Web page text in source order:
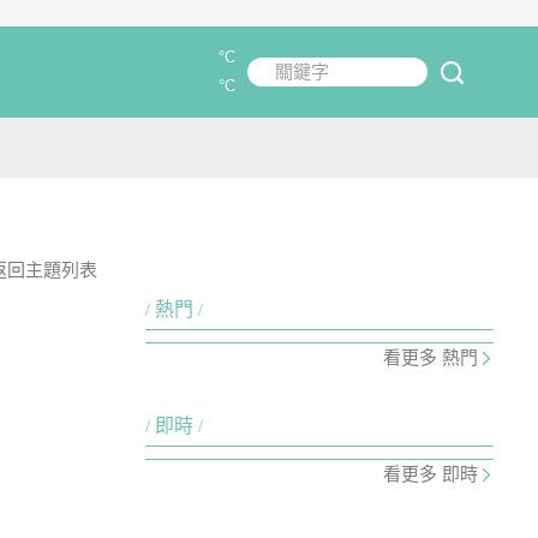
關鍵字
°C
°C
回主題列表
熱門
看更多 熱門
即時
看更多 即時